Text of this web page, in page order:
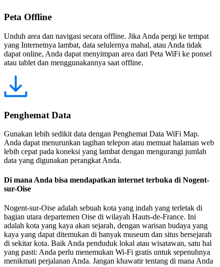
Peta Offline
Unduh area dan navigasi secara offline. Jika Anda pergi ke tempat
yang Internetnya lambat, data selulernya mahal, atau Anda tidak
dapat online, Anda dapat menyimpan area dari Peta WiFi ke ponsel
atau tablet dan menggunakannya saat offline.
Penghemat Data
Gunakan lebih sedikit data dengan Penghemat Data WiFi Map.
Anda dapat menurunkan tagihan telepon atau memuat halaman web
lebih cepat pada koneksi yang lambat dengan mengurangi jumlah
data yang digunakan perangkat Anda.
Di mana Anda bisa mendapatkan internet terbuka di Nogent-
sur-Oise
Nogent-sur-Oise adalah sebuah kota yang indah yang terletak di
bagian utara departemen Oise di wilayah Hauts-de-France. Ini
adalah kota yang kaya akan sejarah, dengan warisan budaya yang
kaya yang dapat ditemukan di banyak museum dan situs bersejarah
di sekitar kota. Baik Anda penduduk lokal atau wisatawan, satu hal
yang pasti: Anda perlu menemukan Wi-Fi gratis untuk sepenuhnya
menikmati perjalanan Anda. Jangan khawatir tentang di mana Anda